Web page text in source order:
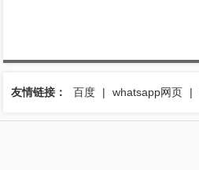
友情链接： 百度 | whatsapp网页 |